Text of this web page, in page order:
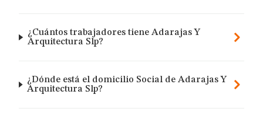
¿Cuántos trabajadores tiene Adarajas Y
Arquitectura Slp?
¿Dónde está el domicilio Social de Adarajas Y
Arquitectura Slp?